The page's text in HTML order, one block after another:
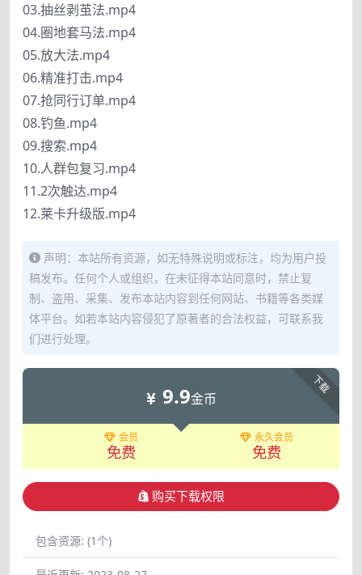
03.抽丝剥茧法.mp4
04.圈地套马法.mp4
05.放大法.mp4
06.精准打击.mp4
07.抢同行订单.mp4
08.钓鱼.mp4
09.搜索.mp4
10.人群包复习.mp4
11.2次触达.mp4
12.莱卡升级版.mp4
声明：本站所有资源，如无特殊说明或标注，均为用户投
稿发布。任何个人或组织，在未征得本站同意时，禁止复
制、盗用、采集、发布本站内容到任何网站、书籍等各类媒
体平台。如若本站内容侵犯了原著者的合法权益，可联系我
们进行处理。
下载
9.9金币
会员
免费
永久会员
免费
购买下载权限
包含资源: (1个)